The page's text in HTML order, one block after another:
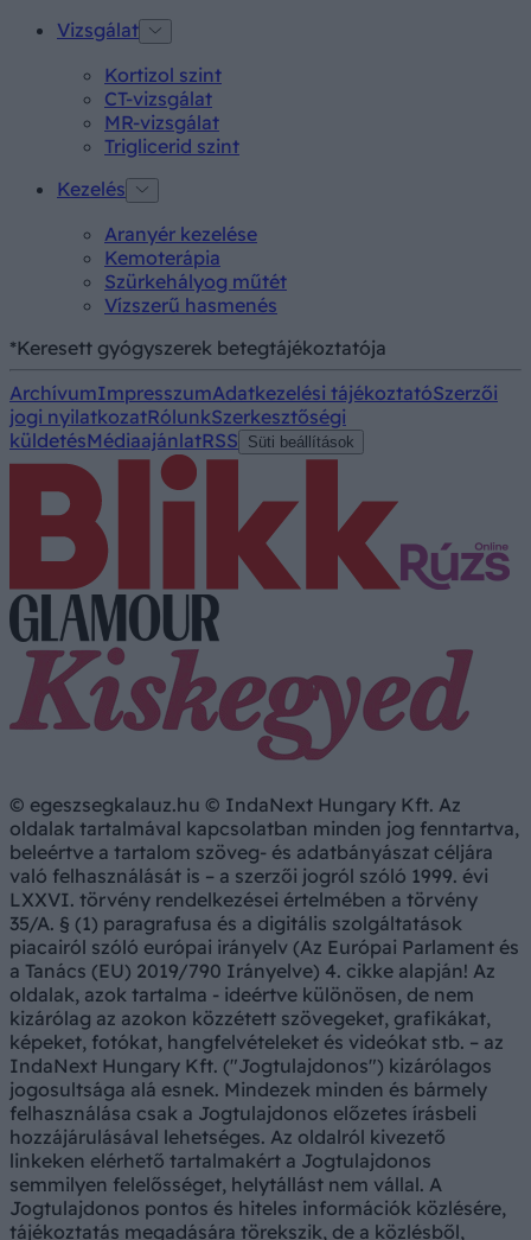
Vizsgálat
Kortizol szint
CT-vizsgálat
MR-vizsgálat
Triglicerid szint
Kezelés
Aranyér kezelése
Kemoterápia
Szürkehályog műtét
Vízszerű hasmenés
*Keresett gyógyszerek betegtájékoztatója
ArchívumImpresszumAdatkezelési tájékoztatóSzerzői
jogi nyilatkozatRólunkSzerkesztőségi
küldetésMédiaajánlatRSS Süti beállítások
© egeszsegkalauz.hu © IndaNext Hungary Kft. Az
oldalak tartalmával kapcsolatban minden jog fenntartva,
beleértve a tartalom szöveg- és adatbányászat céljára
való felhasználását is – a szerzői jogról szóló 1999. évi
LXXVI. törvény rendelkezései értelmében a törvény
35/A. § (1) paragrafusa és a digitális szolgáltatások
piacairól szóló európai irányelv (Az Európai Parlament és
a Tanács (EU) 2019/790 Irányelve) 4. cikke alapján! Az
oldalak, azok tartalma - ideértve különösen, de nem
kizárólag az azokon közzétett szövegeket, grafikákat,
képeket, fotókat, hangfelvételeket és videókat stb. – az
IndaNext Hungary Kft. ("Jogtulajdonos") kizárólagos
jogosultsága alá esnek. Mindezek minden és bármely
felhasználása csak a Jogtulajdonos előzetes írásbeli
hozzájárulásával lehetséges. Az oldalról kivezető
linkeken elérhető tartalmakért a Jogtulajdonos
semmilyen felelősséget, helytállást nem vállal. A
Jogtulajdonos pontos és hiteles információk közlésére,
tájékoztatás megadására törekszik, de a közlésből,